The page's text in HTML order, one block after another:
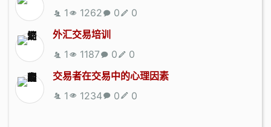
1
1262 0
0
外汇交易培训
1
1187 0
0
交易者在交易中的心理因素
1
1234 0 0